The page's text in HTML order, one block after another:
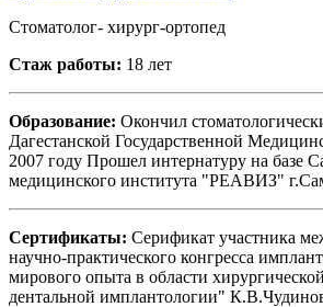
Стоматолог- хирург-ортопед
Стаж работы: 18 лет
Образование: Окончил
Дагестанской Государственной
2007 году Прошел интернатуру на базе
медицинского института "РЕАВИЗ"
Сертификаты: Серификат участника
научно-практического конгресса
мирового опыта в области
дентальной имплантологии"